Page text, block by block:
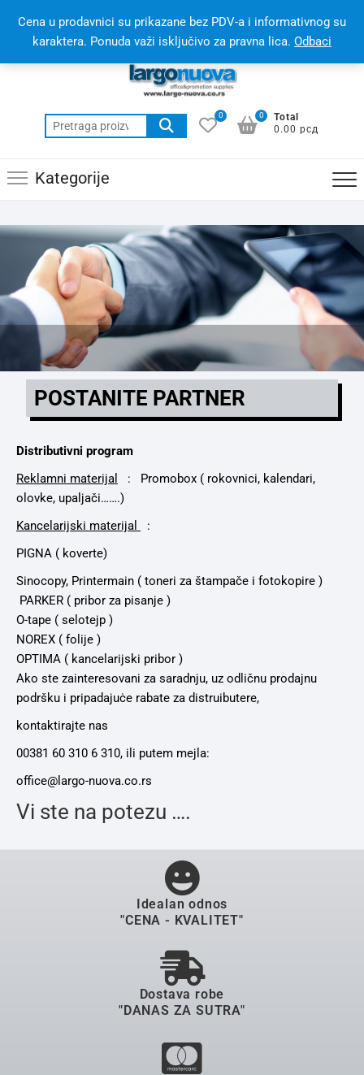
Cena u prodavnici su prikazane bez PDV-a i informativnog su
karaktera. Ponuda važi isključivo za pravna lica. Odbaci
Postanite partner
Online prodavnica(webshop)
Online katalog(promotivni materijal)
060 310 6 310
0
Total
0.00 рсд
0
Kategorije
POSTANITE PARTNER
Distributivni program
Reklamni materijal
: Promobox ( rokovnici, kalendari,
olovke, upaljači…….)
Kancelarijski materijal
:
PIGNA ( koverte)
Sinocopy, Printermain ( toneri za štampače i fotokopire )
PARKER ( pribor za pisanje )
O-tape ( selotejp )
NOREX ( folije )
OPTIMA ( kancelarijski pribor )
Ako ste zainteresovani za saradnju, uz odličnu prodajnu
podršku i pripadajuċe rabate za distruibutere,
kontaktirajte nas
00381 60 310 6 310, ili putem mejla:
office@largo-nuova.co.rs
Vi ste na potezu ….
Idealan odnos
"CENA - KVALITET"
Dostava robe
"DANAS ZA SUTRA"